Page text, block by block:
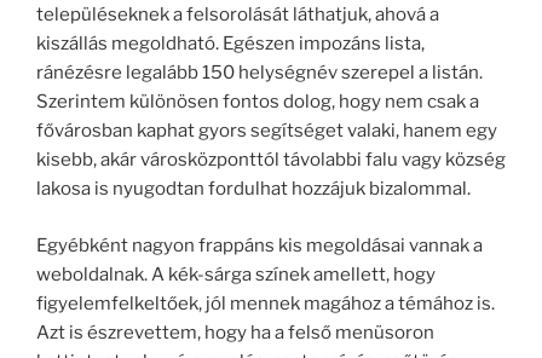
településeknek a felsorolását láthatjuk, ahová a
kiszállás megoldható. Egészen impozáns lista,
ránézésre legalább 150 helységnév szerepel a listán.
Szerintem különösen fontos dolog, hogy nem csak a
fővárosban kaphat gyors segítséget valaki, hanem egy
kisebb, akár városközponttól távolabbi falu vagy község
lakosa is nyugodtan fordulhat hozzájuk bizalommal.
Egyébként nagyon frappáns kis megoldásai vannak a
weboldalnak. A kék-sárga színek amellett, hogy
figyelemfelkeltőek, jól mennek magához a témához is.
Azt is észrevettem, hogy ha a felső menüsoron